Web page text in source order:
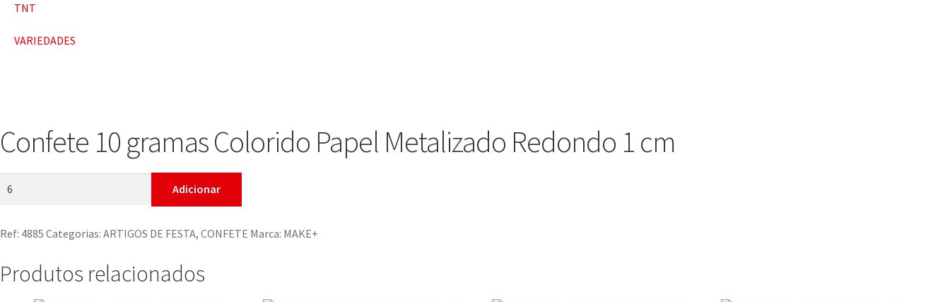
TNT
VARIEDADES
Confete 10 gramas Colorido Papel Metalizado Redondo 1 cm
Adicionar
Ref: 4885 Categorias: ARTIGOS DE FESTA, CONFETE Marca: MAKE+
Produtos relacionados